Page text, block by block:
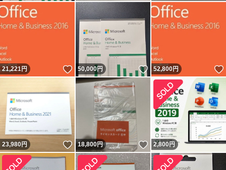
21,221円 いいね！
50,000円 いいね！
52,800円
23,980円 いいね！
18,800円 いいね！
2,800円